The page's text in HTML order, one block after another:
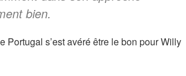
bien.
s’est avéré être le bon pour Willy